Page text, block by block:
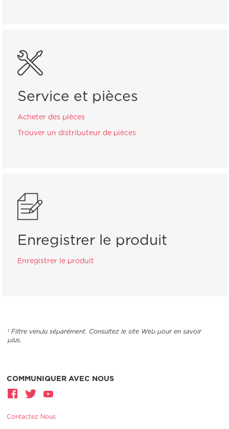
Service et pièces
Acheter des pièces
Trouver un distributeur de pièces
Enregistrer le produit
Enregistrer le produit
1 Filtre vendu séparément. Consultez le site Web pour en savoir
plus.
COMMUNIQUER AVEC NOUS
Contactez Nous